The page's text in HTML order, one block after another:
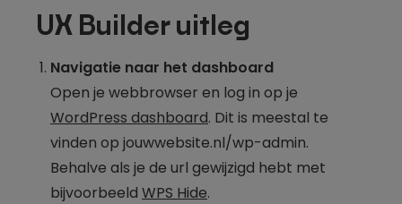
UX Builder uitleg
Navigatie naar het dashboard
Open je webbrowser en log in op je
WordPress dashboard. Dit is meestal te
vinden op jouwwebsite.nl/wp-admin.
Behalve als je de url gewijzigd hebt met
bijvoorbeeld WPS Hide.